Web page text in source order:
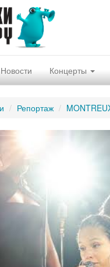
Новости Концерты
Репортаж